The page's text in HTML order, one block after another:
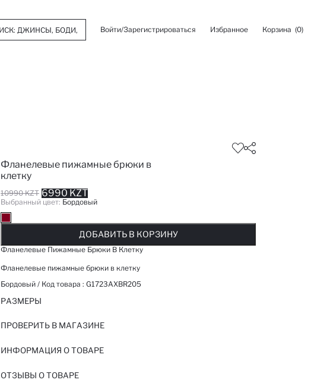
Войти/Зарегистрироваться Избранное Корзина (0)
Фланелевые пижамные брюки в
клетку
10990 KZT 6990 KZT
Выбранный цвет: Бордовый
ДОБАВИТЬ В КОРЗИНУ
Фланелевые Пижамные Брюки В Клетку
Фланелевые пижамные брюки в клетку
Бордовый / Код товара : G1723AXBR205
РАЗМЕРЫ
ПРОВЕРИТЬ В МАГАЗИНЕ
ИНФОРМАЦИЯ О ТОВАРЕ
ОТЗЫВЫ О ТОВАРЕ